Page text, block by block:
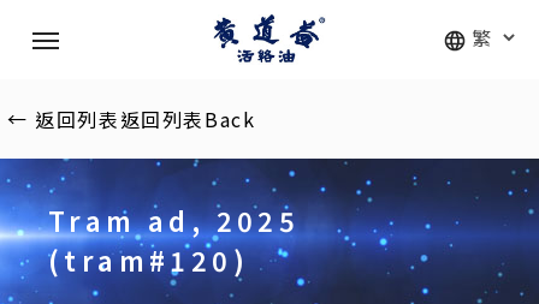
content
Menu
← 返回列表返回列表Back
Tram ad, 2025
(tram#120)